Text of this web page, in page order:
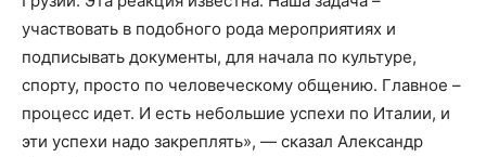
участвовать в подобного рода мероприятиях и
подписывать документы, для начала по культуре,
спорту, просто по человеческому общению. Главное –
процесс идет. И есть небольшие успехи по Италии, и
эти успехи надо закреплять», — сказал Александр